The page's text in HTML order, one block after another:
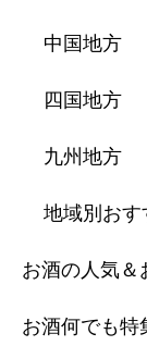
中国地方
四国地方
九州地方
地域別おす
お酒の人気＆
お酒何でも特